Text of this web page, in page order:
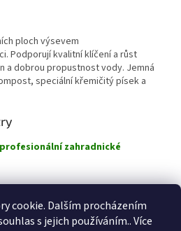
cookie. Dalším procházením
s jejich používáním.. Více
ploch výsevem
Podporují kvalitní klíčení a růst
a dobrou propustnost vody. Jemná
speciální křemičitý písek a
zahradnické